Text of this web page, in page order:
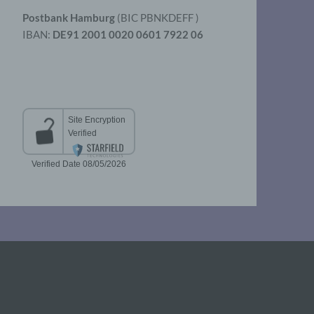
Postbank Hamburg (BIC PBNKDEFF )
IBAN: DE91 2001 0020 0601 7922 06